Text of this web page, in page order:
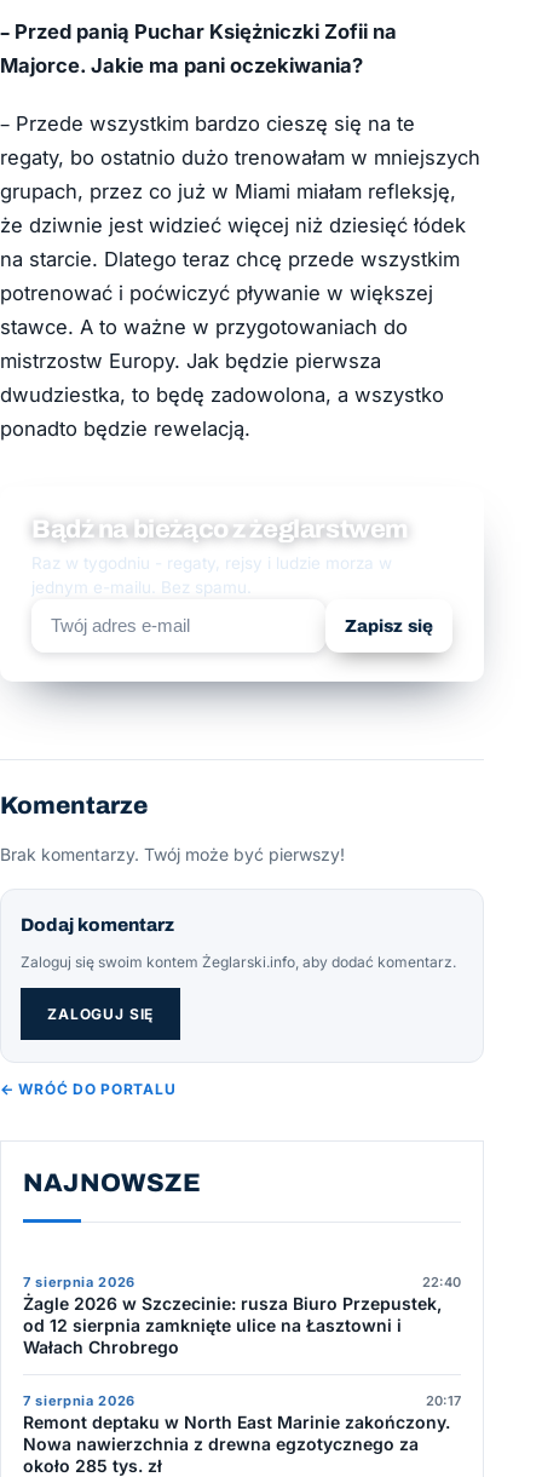
– Przed panią Puchar Księżniczki Zofii na
Majorce. Jakie ma pani oczekiwania?
– Przede wszystkim bardzo cieszę się na te
regaty, bo ostatnio dużo trenowałam w mniejszych
grupach, przez co już w Miami miałam refleksję,
że dziwnie jest widzieć więcej niż dziesięć łódek
na starcie. Dlatego teraz chcę przede wszystkim
potrenować i poćwiczyć pływanie w większej
stawce. A to ważne w przygotowaniach do
mistrzostw Europy. Jak będzie pierwsza
dwudziestka, to będę zadowolona, a wszystko
ponadto będzie rewelacją.
Bądź na bieżąco z żeglarstwem
Raz w tygodniu - regaty, rejsy i ludzie morza w
jednym e-mailu. Bez spamu.
Zapisz się
Komentarze
Brak komentarzy. Twój może być pierwszy!
Dodaj komentarz
Zaloguj się swoim kontem Żeglarski.info, aby dodać komentarz.
ZALOGUJ SIĘ
← WRÓĆ DO PORTALU
NAJNOWSZE
7 sierpnia 2026 22:40
Żagle 2026 w Szczecinie: rusza Biuro Przepustek,
od 12 sierpnia zamknięte ulice na Łasztowni i
Wałach Chrobrego
7 sierpnia 2026 20:17
Remont deptaku w North East Marinie zakończony.
Nowa nawierzchnia z drewna egzotycznego za
około 285 tys. zł